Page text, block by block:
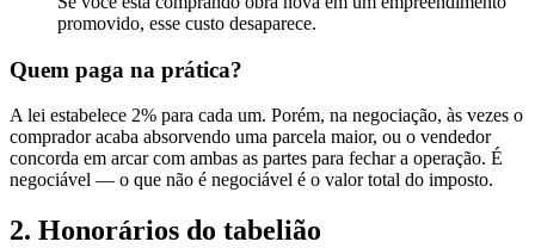
promovido, esse custo desaparece.
Quem paga na prática?
A lei estabelece 2% para cada um. Porém, na negociação, às vezes o
comprador acaba absorvendo uma parcela maior, ou o vendedor
concorda em arcar com ambas as partes para fechar a operação. É
negociável — o que não é negociável é o valor total do imposto.
2. Honorários do tabelião